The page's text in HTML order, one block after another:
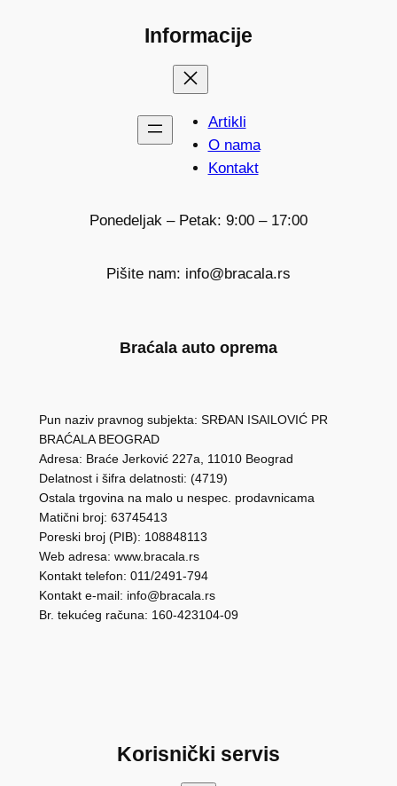
Informacije
Artikli
O nama
Kontakt
Ponedeljak – Petak: 9:00 – 17:00
Pišite nam: info@bracala.rs
Braćala auto oprema
Pun naziv pravnog subjekta: SRĐAN ISAILOVIĆ PR
BRAĆALA BEOGRAD
Adresa: Braće Jerković 227a, 11010 Beograd
Delatnost i šifra delatnosti: (4719)
Ostala trgovina na malo u nespec. prodavnicama
Matični broj: 63745413
Poreski broj (PIB): 108848113
Web adresa: www.bracala.rs
Kontakt telefon: 011/2491-794
Kontakt e-mail: info@bracala.rs
Br. tekućeg računa: 160-423104-09
Korisnički servis